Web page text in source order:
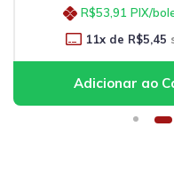
R$188,91 PIX/
12x de R$17,49